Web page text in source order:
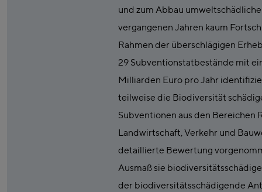
und zum Abbau
vergangenen Jahren kaum
Rahmen der überschlägigen
29 Subventionstatbestände mit
Milliarden Euro pro Jahr
teilweise die Biodiversität
Subventionen aus den Bereichen
Landwirtschaft, Verkehr und
detaillierte Bewertung
Ausmaß sie
der biodiversitätsschädigende